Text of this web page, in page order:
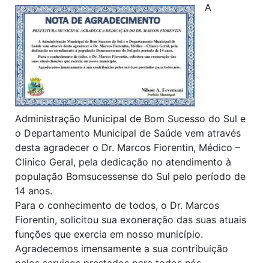
A
Administração Municipal de Bom Sucesso do Sul e
o Departamento Municipal de Saúde vem através
desta agradecer o Dr. Marcos Fiorentin, Médico –
Clinico Geral, pela dedicação no atendimento à
população Bomsucessense do Sul pelo período de
14 anos.
Para o conhecimento de todos, o Dr. Marcos
Fiorentin, solicitou sua exoneração das suas atuais
funções que exercia em nosso município.
Agradecemos imensamente a sua contribuição